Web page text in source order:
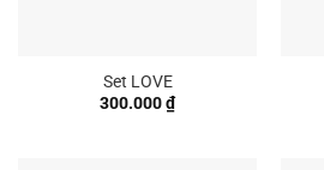
Set LOVE
300.000₫